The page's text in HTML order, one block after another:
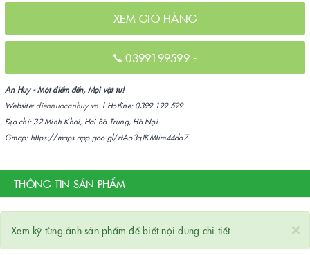
XEM GIỎ HÀNG
0399199599 -
An Huy - Một điểm đến, Mọi vật tư!
Website: diennuocanhuy.vn | Hotline: 0399 199 599
Địa chỉ: 32 Minh Khai, Hai Bà Trưng, Hà Nội.
Gmap: https://maps.app.goo.gl/rtAo3qJKMtim44do7
THÔNG TIN SẢN PHẨM
×
Xem kỹ từng ảnh sản phẩm để biết nội dung chi tiết.